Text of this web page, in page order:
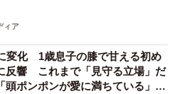
ィア
変化 1歳息子の膝で甘える初め
反響 これまで「見守る立場」だ
ポンポンが愛に満ちている」